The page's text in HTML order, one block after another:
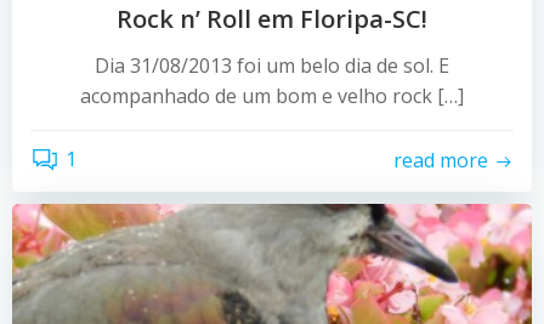
Rock n’ Roll em Floripa-SC!
Dia 31/08/2013 foi um belo dia de sol. E
acompanhado de um bom e velho rock […]
1 read more